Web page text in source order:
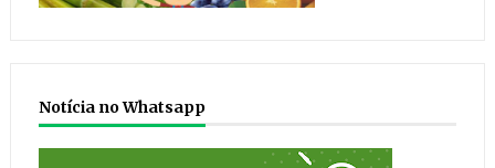
Notícia no Whatsapp